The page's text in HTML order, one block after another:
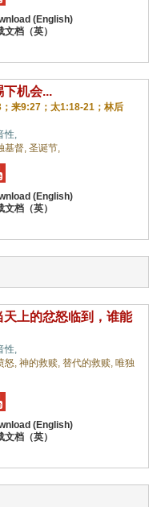
下机会...
来9:27；太1:18-21；林后
性,
基督, 圣诞节,
天上的忿怒临到，谁能
性,
怒, 神的救赎, 替代的救赎, 唯独